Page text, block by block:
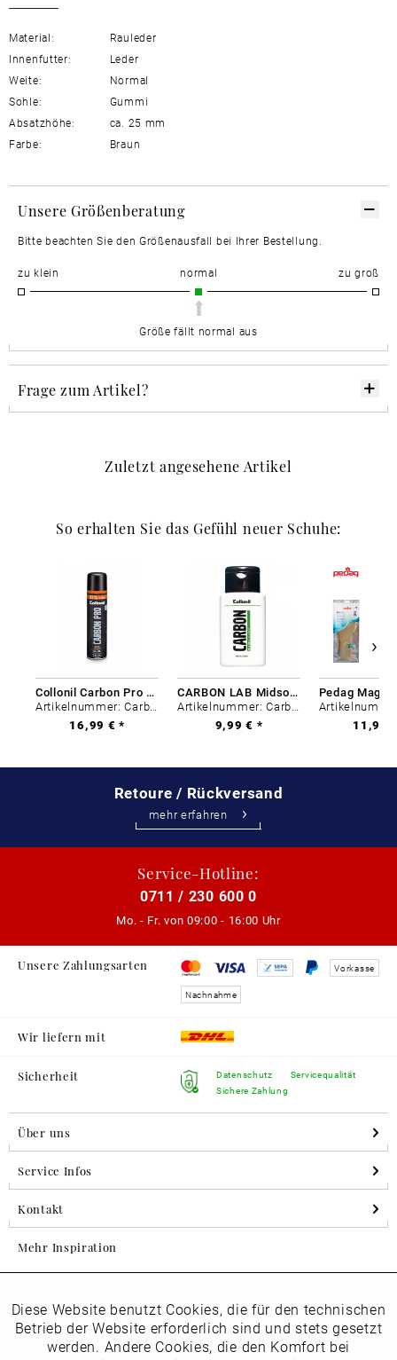
Material:
Rauleder
Innenfutter:
Leder
Weite:
Normal
Sohle:
Gummi
Absatzhöhe:
ca. 25 mm
Farbe:
Braun
Unsere Größenberatung
Bitte beachten Sie den Größenausfall bei Ihrer Bestellung.
zu klein normal zu groß
Größe fällt normal aus
Frage zum Artikel?
Zuletzt angesehene Artikel
So erhalten Sie das Gefühl neuer Schuhe:
Collonil Carbon Pro 400 ml
Artikelnummer: Carbon-0
16,99 € *
CARBON LAB Midsole Cleaner
Artikelnummer: Carbon-0
9,99 € *
11,99
Retoure / Rückversand
mehr erfahren
Service-Hotline:
0711 / 230 600 0
Mo. - Fr. von 09:00 - 16:00 Uhr
Unsere Zahlungsarten Vorkasse
Nachnahme
Wir liefern mit
Sicherheit
Datenschutz
Sichere Zahlung
Servicequalität
Über uns
Service Infos
Kontakt
Mehr Inspiration
Folgen Sie uns auf Instagram
horsch_schuhe
Funktionale Aktiv
Diese Website benutzt Cookies, die für den technischen
Betrieb der Website erforderlich sind und stets gesetzt
werden. Andere Cookies, die den Komfort bei